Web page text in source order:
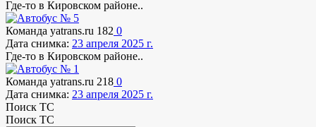
Где-то в Кировском районе..
Команда yatrans.ru 182 0
Дата снимка: 23 апреля 2025 г.
Где-то в Кировском районе..
Команда yatrans.ru 218 0
Дата снимка: 23 апреля 2025 г.
Поиск ТС
Поиск ТС